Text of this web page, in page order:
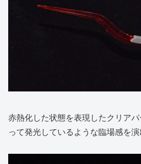
赤熱化した状態を表現したクリア
って発光しているような臨場感を